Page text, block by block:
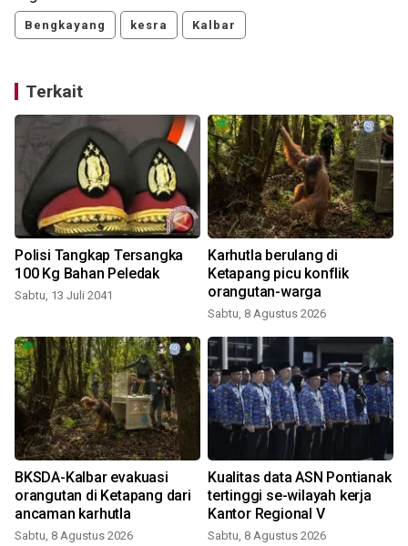
Bengkayang kesra Kalbar
Terkait
Polisi Tangkap Tersangka
100 Kg Bahan Peledak
Sabtu, 13 Juli 2041
Karhutla berulang di
Ketapang picu konflik
orangutan-warga
Sabtu, 8 Agustus 2026
BKSDA-Kalbar evakuasi
orangutan di Ketapang dari
ancaman karhutla
Sabtu, 8 Agustus 2026
Kualitas data ASN Pontianak
tertinggi se-wilayah kerja
Kantor Regional V
Sabtu, 8 Agustus 2026